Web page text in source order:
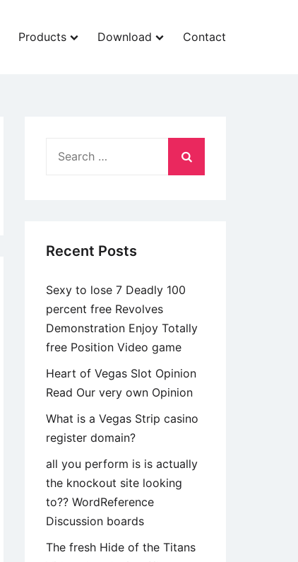
Products Download Contact
Recent Posts
Sexy to lose 7 Deadly 100
percent free Revolves
Demonstration Enjoy Totally
free Position Video game
Heart of Vegas Slot Opinion
Read Our very own Opinion
What is a Vegas Strip casino
register domain?
all you perform is is actually
the knockout site looking
to?? WordReference
Discussion boards
The fresh Hide of the Titans